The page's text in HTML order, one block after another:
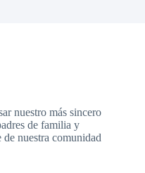
nuestro más sincero
de familia y
nuestra comunidad